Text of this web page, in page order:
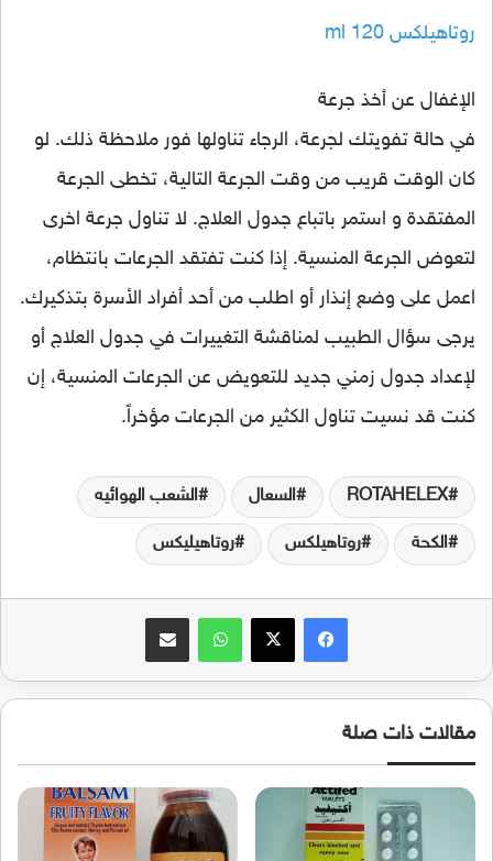
روتاهيلكس 120 ml
الإغفال عن أخذ جرعة
في حالة تفويتك لجرعة، الرجاء تناولها فور ملاحظة ذلك. لو
كان الوقت قريب من وقت الجرعة التالية، تخطى الجرعة
المفتقدة و استمر باتباع جدول العلاج. لا تناول جرعة اخرى
لتعوض الجرعة المنسية. إذا كنت تفتقد الجرعات بانتظام،
اعمل على وضع إنذار أو اطلب من أحد أفراد الأسرة بتذكيرك.
يرجى سؤال الطبيب لمناقشة التغييرات في جدول العلاج أو
لإعداد جدول زمني جديد للتعويض عن الجرعات المنسية، إن
كنت قد نسيت تناول الكثير من الجرعات مؤخراً.
ROTAHELEX السعال الشعب الهوائيه
الكحة روتاهيلكس روتاهيليكس
فيسبوك‫X واتساب مشاركة عبر البريد
مقالات ذات صلة